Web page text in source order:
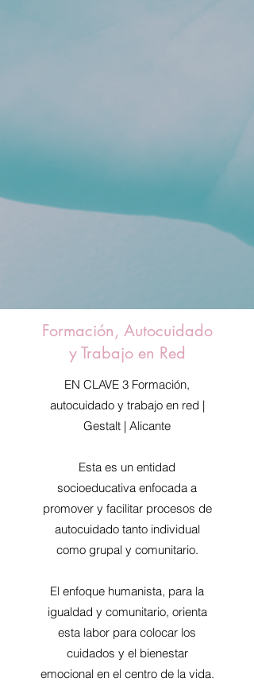
Formación, Autocuidado
y Trabajo en Red
EN CLAVE 3 Formación,
autocuidado y trabajo en red |
Gestalt | Alicante
Esta es un entidad
socioeducativa enfocada a
promover y facilitar procesos de
autocuidado tanto individual
como grupal y comunitario.
El enfoque humanista, para la
igualdad y comunitario, orienta
esta labor para colocar los
cuidados y el bienestar
emocional en el centro de la vida.